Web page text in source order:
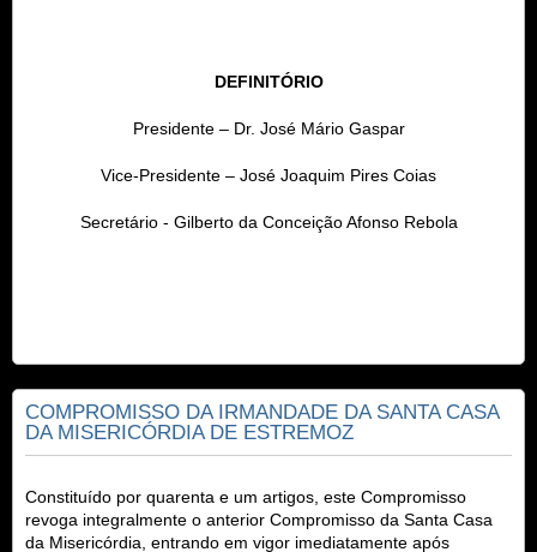
DEFINITÓRIO
Presidente – Dr. José Mário Gaspar
Vice-Presidente – José Joaquim Pires Coias
Secretário - Gilberto da Conceição Afonso Rebola
COMPROMISSO DA IRMANDADE DA SANTA CASA
DA MISERICÓRDIA DE ESTREMOZ
Constituído por quarenta e um artigos, este Compromisso
revoga integralmente o anterior Compromisso da Santa Casa
da Misericórdia, entrando em vigor imediatamente após